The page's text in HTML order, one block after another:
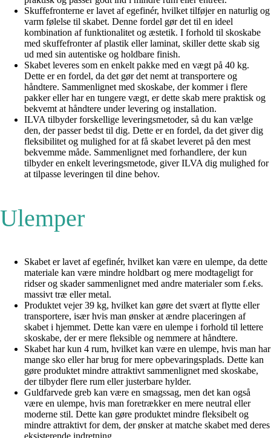
Skuffefronterne er lavet af egefinér, hvilket tilføjer en naturlig og
varm følelse til skabet. Denne fordel gør det til en ideel
kombination af funktionalitet og æstetik. I forhold til skoskabe
med skuffefronter af plastik eller laminat, skiller dette skab sig
ud med sin autentiske og holdbare finish.
Skabet leveres som en enkelt pakke med en vægt på 40 kg.
Dette er en fordel, da det gør det nemt at transportere og
håndtere. Sammenlignet med skoskabe, der kommer i flere
pakker eller har en tungere vægt, er dette skab mere praktisk og
bekvemt at håndtere under levering og installation.
ILVA tilbyder forskellige leveringsmetoder, så du kan vælge
den, der passer bedst til dig. Dette er en fordel, da det giver dig
fleksibilitet og mulighed for at få skabet leveret på den mest
bekvemme måde. Sammenlignet med forhandlere, der kun
tilbyder en enkelt leveringsmetode, giver ILVA dig mulighed for
at tilpasse leveringen til dine behov.
Ulemper
Skabet er lavet af egefinér, hvilket kan være en ulempe, da dette
materiale kan være mindre holdbart og mere modtageligt for
ridser og skader sammenlignet med andre materialer som f.eks.
massivt træ eller metal.
Produktet vejer 39 kg, hvilket kan gøre det svært at flytte eller
transportere, især hvis man ønsker at ændre placeringen af
skabet i hjemmet. Dette kan være en ulempe i forhold til lettere
skoskabe, der er mere fleksible og nemmere at håndtere.
Skabet har kun 4 rum, hvilket kan være en ulempe, hvis man har
mange sko eller har brug for mere opbevaringsplads. Dette kan
gøre produktet mindre attraktivt sammenlignet med skoskabe,
der tilbyder flere rum eller justerbare hylder.
Guldfarvede greb kan være en smagssag, men det kan også
være en ulempe, hvis man foretrækker en mere neutral eller
moderne stil. Dette kan gøre produktet mindre fleksibelt og
mindre attraktivt for dem, der ønsker at matche skabet med deres